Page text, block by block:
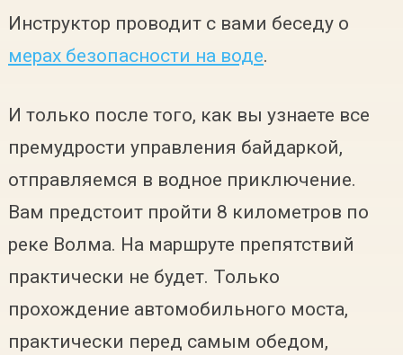
Инструктор проводит с вами беседу о
мерах безопасности на воде.
И только после того, как вы узнаете все
премудрости управления байдаркой,
отправляемся в водное приключение.
Вам предстоит пройти 8 километров по
реке Волма. На маршруте препятствий
практически не будет. Только
прохождение автомобильного моста,
практически перед самым обедом,